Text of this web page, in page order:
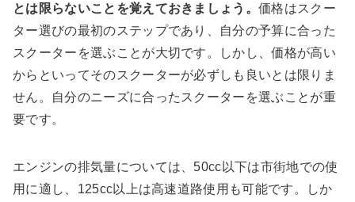
とは限らないことを覚えておきましょう。価格はスクー
ター選びの最初のステップであり、自分の予算に合った
スクーターを選ぶことが大切です。しかし、価格が高い
からといってそのスクーターが必ずしも良いとは限りま
せん。自分のニーズに合ったスクーターを選ぶことが重
要です。
エンジンの排気量については、50cc以下は市街地での使
用に適し、125cc以上は高速道路使用も可能です。しか